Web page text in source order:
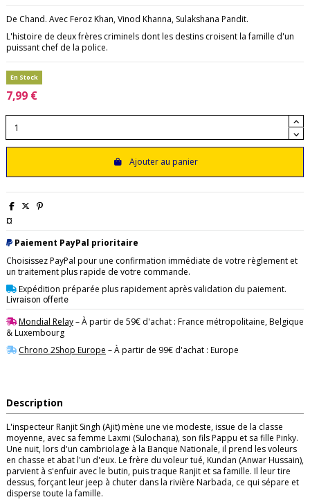
De Chand. Avec Feroz Khan, Vinod Khanna, Sulakshana Pandit.
L'histoire de deux frères criminels dont les destins croisent la famille d'un
puissant chef de la police.
En Stock
7,99 €
Ajouter au panier
¤
Paiement PayPal prioritaire
Choisissez PayPal pour une confirmation immédiate de votre règlement et
un traitement plus rapide de votre commande.
Expédition préparée plus rapidement après validation du paiement.
Livraison offerte
Mondial Relay– À partir de 59€ d'achat : France métropolitaine, Belgique
& Luxembourg
Chrono 2Shop Europe – À partir de 99€ d'achat : Europe
Description
L'inspecteur Ranjit Singh (Ajit) mène une vie modeste, issue de la classe
moyenne, avec sa femme Laxmi (Sulochana), son fils Pappu et sa fille Pinky.
Une nuit, lors d'un cambriolage à la Banque Nationale, il prend les voleurs
en chasse et abat l'un d'eux. Le frère du voleur tué, Kundan (Anwar Hussain),
parvient à s'enfuir avec le butin, puis traque Ranjit et sa famille. Il leur tire
dessus, forçant leur jeep à chuter dans la rivière Narbada, ce qui sépare et
disperse toute la famille.